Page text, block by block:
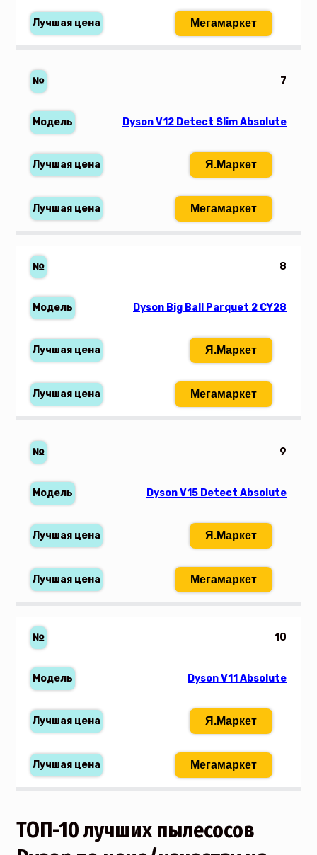
Мегамаркет
7
Dyson V12 Detect Slim Absolute
Я.Маркет
Мегамаркет
8
Dyson Big Ball Parquet 2 CY28
Я.Маркет
Мегамаркет
9
Dyson V15 Detect Absolute
Я.Маркет
Мегамаркет
10
Dyson V11 Absolute
Я.Маркет
Мегамаркет
ТОП-10 лучших пылесосов